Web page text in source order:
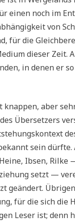
einen noch im
von
für die
dieser Zeit.
in denen er
knappen, aber
Übersetzers
sein
Ibsen,
setzt —
geändert.
für die sich die
Leser ist;